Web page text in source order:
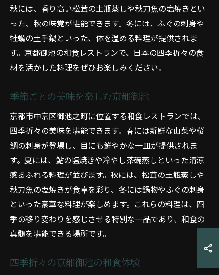
秋には、香り高い松茸の土瓶蒸しや秋刀魚の塩焼きとい
った、秋の味覚が堪能できます。冬には、ふぐの刺身や
牡蠣の土手鍋といった、体を温める料理が提供されま
す。京都御池の和食レストランで、日本の四季折々の食
材を活かした料理をぜひお楽しみください。
季節ごとの美味を楽しむ京都御池
京都市中京区御池之町に位置する和食レストランでは、
四季折々の美味を堪能できます。春には新鮮な山菜や桜
鯛の刺身が登場し、目にも鮮やかな一皿が提供されま
す。夏には、鮎の塩焼きや冷やし茶碗蒸しといった清涼
感あふれる料理が並びます。秋には、松茸の土瓶蒸しや
秋刀魚の塩焼きが食卓を彩り、冬には鍋物やふぐの刺身
といった豪華な料理が楽しめます。これらの料理は、四
季の移り変わりを感じさせる特別な一品であり、和食の
真髄を堪能できる場所です。
四季折々の京都御池の和食体験